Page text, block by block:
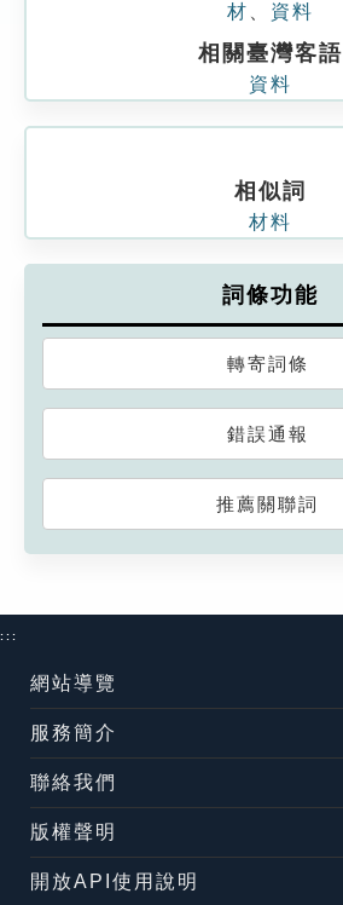
材 資料
相關臺灣客語
資料
相似詞
材料
詞條功能
轉寄詞條
錯誤通報
推薦關聯詞
:::
網站導覽
服務簡介
聯絡我們
版權聲明
開放API使用說明